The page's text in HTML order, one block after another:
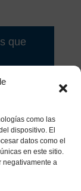
como las
dispositivo. El
datos como el
en este sitio.
negativamente a
que